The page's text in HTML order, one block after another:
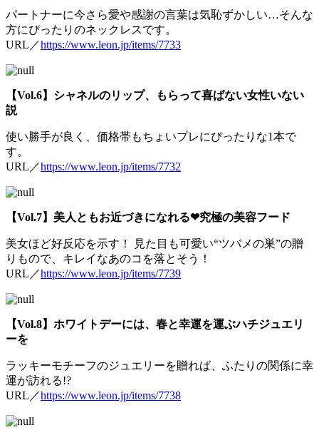
パートナーに今さら愛や感謝の言葉は気恥ずかしい…そんな
方にぴったりのネックレスです。
URL／https://www.leon.jp/items/7733
【Vol.6】シャネルのリップ、もらって喜ばない女性いない
説
使い勝手が良く、価格帯もちょいプレにぴったりな1本で
す。
URL／https://www.leon.jp/items/7732
【Vol.7】美人ともお近づきになれる❤︎究極の美容フード
美女ほど好反応を示す！ 見た目も可愛い“ツバメの巣”の贈
りもので、キレイなあのコを落とそう！
URL／https://www.leon.jp/items/7739
【Vol.8】ホワイトデーには、春と幸運を運ぶハチジュエリ
ーを
ラッキーモチーフのジュエリーを贈れば、ふたりの関係に幸
運が訪れる!?
URL／https://www.leon.jp/items/7738